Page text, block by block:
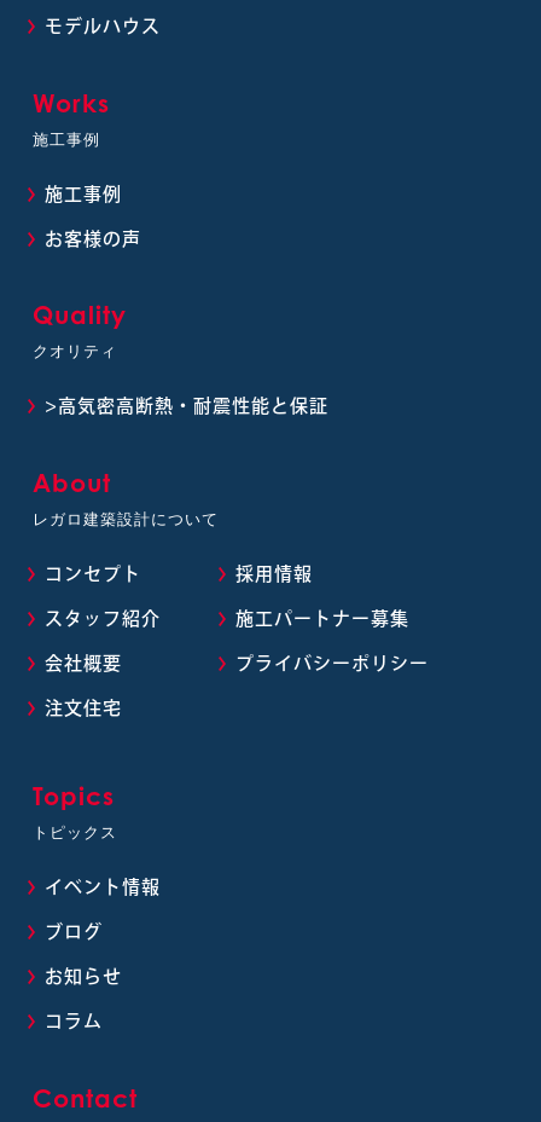
モデルハウス
Works
施工事例
施工事例
お客様の声
Quality
クオリティ
>高気密高断熱・耐震性能と保証
About
レガロ建築設計について
コンセプト 採用情報
スタッフ紹介 施工パートナー募集
会社概要 プライバシーポリシー
注文住宅
Topics
トピックス
イベント情報
ブログ
お知らせ
コラム
Contact